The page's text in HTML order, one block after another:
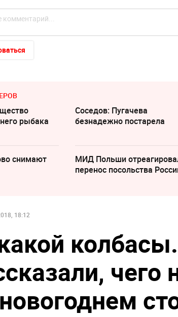
рыбака
Соседов: Пугачева
безнадежно постарела
снимают
МИД Польши
перенос посольства
18:12